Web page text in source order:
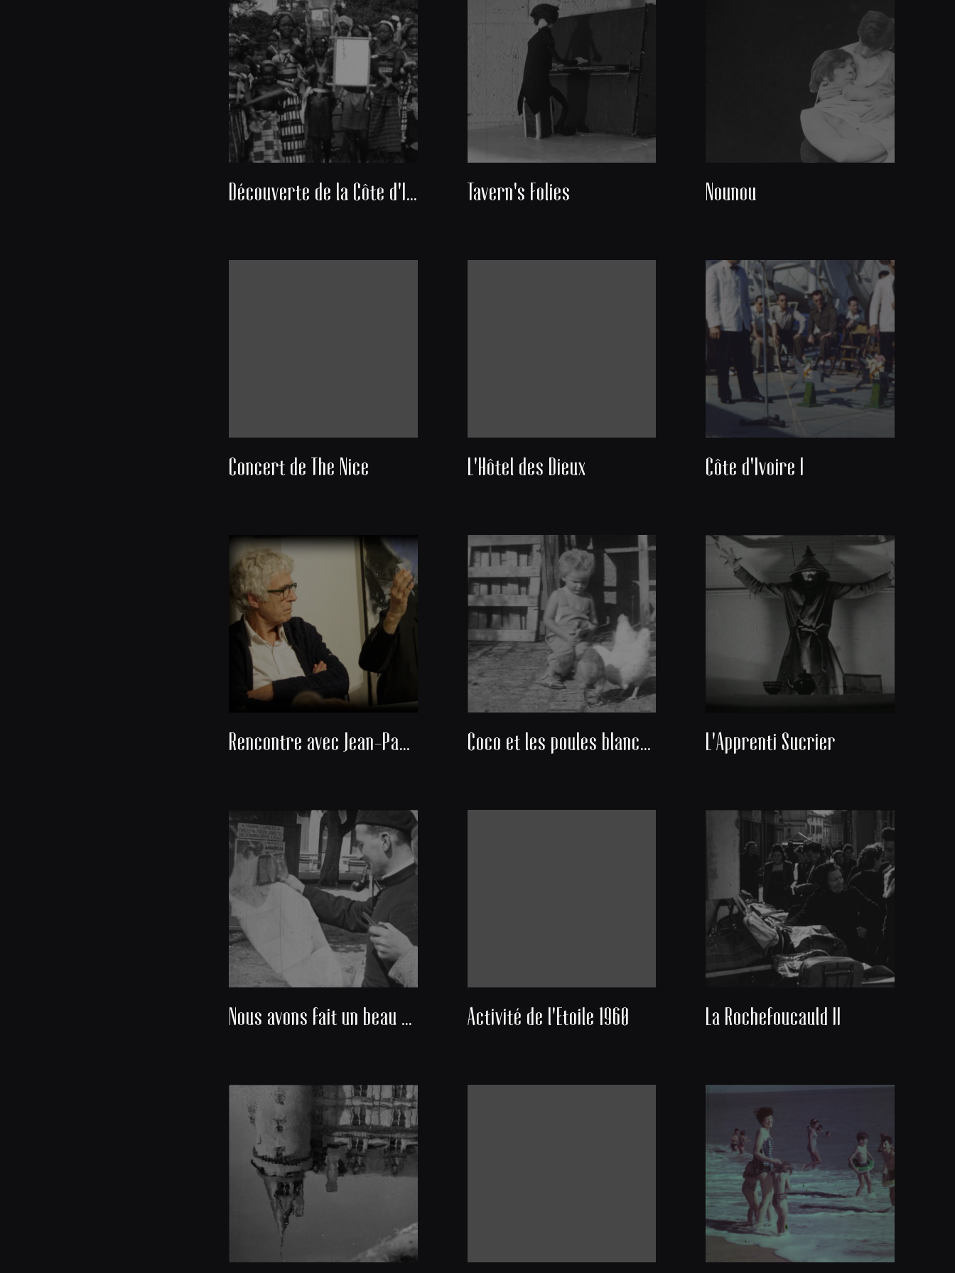
Découverte de la Côte d'Ivoire Tavern's Folies Nounou
Concert de The Nice L'Hôtel des Dieux Côte d'Ivoire I
Rencontre avec Jean-Paul Michel Coco et les poules blanches L'Apprenti Sucrier
Nous avons fait un beau voyage Activité de l'Etoile 1960 La Rochefoucauld II